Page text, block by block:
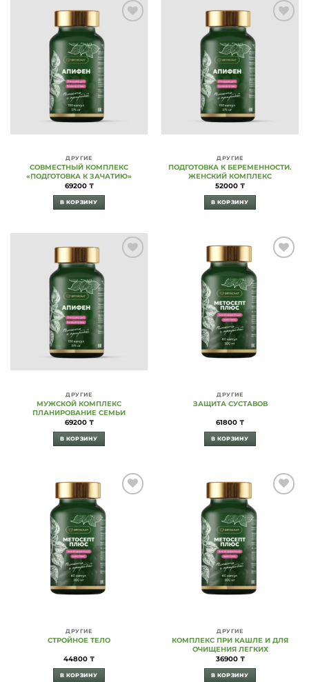
ДРУГИЕ
СОВМЕСТНЫЙ КОМПЛЕКС
«ПОДГОТОВКА К ЗАЧАТИЮ»
69200 ₸
В КОРЗИНУ
ДРУГИЕ
ПОДГОТОВКА К БЕРЕМЕННОСТИ.
ЖЕНСКИЙ КОМПЛЕКС
52000 ₸
В КОРЗИНУ
ДРУГИЕ
МУЖСКОЙ КОМПЛЕКС
ПЛАНИРОВАНИЕ СЕМЬИ
69200 ₸
В КОРЗИНУ
Wishlist
ДРУГИЕ
ЗАЩИТА СУСТАВОВ
61800 ₸
В КОРЗИНУ
Wishlist
ДРУГИЕ
СТРОЙНОЕ ТЕЛО
44800 ₸
В КОРЗИНУ
Wishlist
ДРУГИЕ
КОМПЛЕКС ПРИ КАШЛЕ И ДЛЯ
ОЧИЩЕНИЯ ЛЕГКИХ
36900 ₸
В КОРЗИНУ